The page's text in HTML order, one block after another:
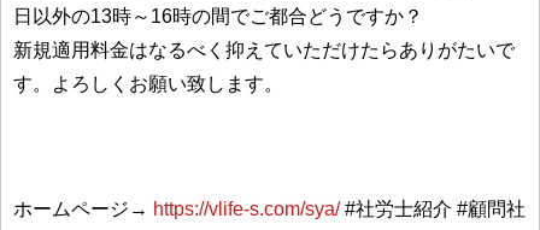
日以外の13時～16時の間でご都合どうですか？
新規適用料金はなるべく抑えていただけたらありがたいで
す。よろしくお願い致します。
ホームページ→ https://vlife-s.com/sya/#社労士紹介 #顧問社